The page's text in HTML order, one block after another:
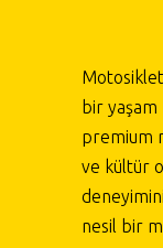
bir
premium
ve kültür
nesil bir